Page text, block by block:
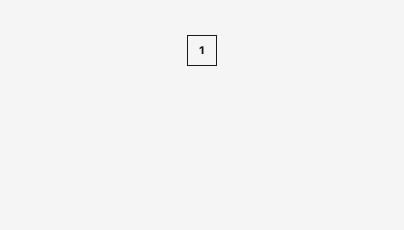
り、時には、重量30キロに届こうかという電動自転
車も”持ち上げている”私に「餅」をつかせると
1